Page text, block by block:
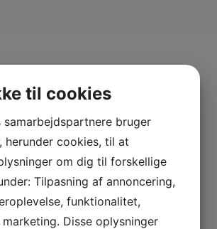
fra
til cookies
bruger
herunder cookies, til at
om dig til forskellige
Tilpasning af annoncering,
funktionalitet,
Disse oplysninger